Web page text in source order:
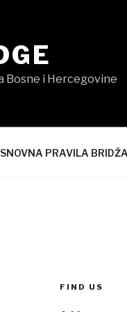
Bosne i Hercegovine
PRAVILA
FIND US